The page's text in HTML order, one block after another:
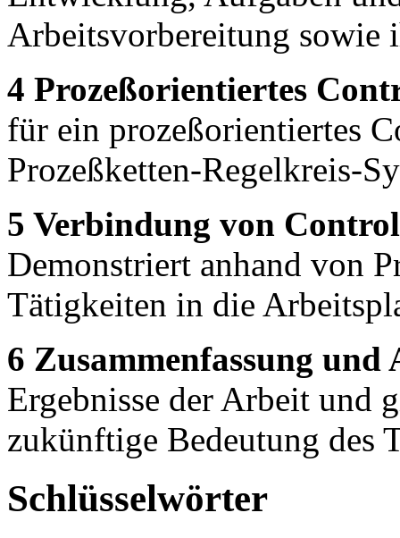
Arbeitsvorbereitung sowie
4 Prozeßorientiertes
für ein prozeßorientiertes
Prozeßketten-Regelkreis-
5 Verbindung von
Demonstriert anhand von
Tätigkeiten in die
6 Zusammenfassung und
Ergebnisse der Arbeit und
zukünftige Bedeutung des
Schlüsselwörter